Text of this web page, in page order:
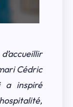
Cédric
a inspiré